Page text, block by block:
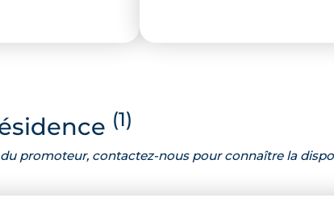
(1)
promoteur, contactez-nous pour connaître la